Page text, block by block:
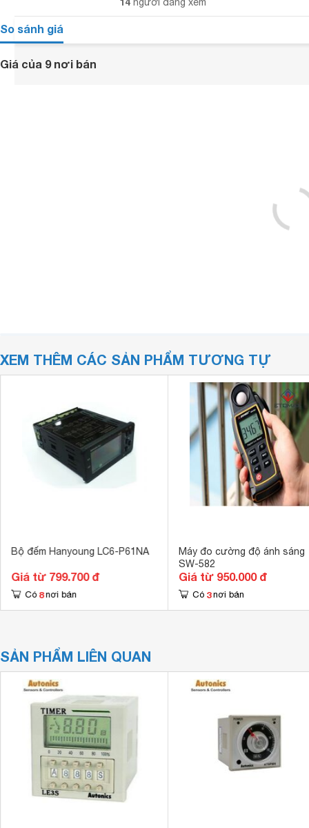
So sánh giá
Giá của 9 nơi bán
XEM THÊM CÁC SẢN PHẨM TƯƠNG TỰ
Bộ đếm Hanyoung LC6-P61NA
Giá từ 799.700 đ
Có 8 nơi bán
Máy đo cường độ ánh sáng
SW-582
Giá từ 950.000 đ
Có 3 nơi bán
SẢN PHẨM LIÊN QUAN